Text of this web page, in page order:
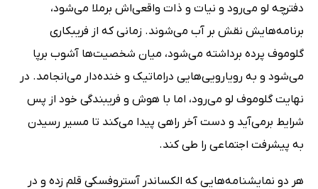
دفترچه لو می‌رود و نیات و ذات واقعی‌اش برملا می‌شود،
برنامه‌هایش نقش بر آب می‌شوند. زمانی که از فریبکاری
گلوموف پرده برداشته می‌شود، میان شخصیت‌ها آشوب برپا
می‌شود و به رویارویی‌هایی دراماتیک و خنده‌دار می‌انجامد. در
نهایت گلوموف لو می‌رود، اما با هوش و فریبندگی خود از پس
شرایط برمی‌آید و دست آخر راهی پیدا می‌کند تا مسیر رسیدن
به پیشرفت اجتماعی را طی کند.
هر دو نمایشنامه‌هایی که الکساندر آستروفسکی قلم زده و در